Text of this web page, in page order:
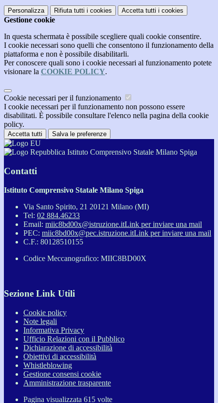
Personalizza Rifiuta tutti i cookies Accetta tutti i cookies
Gestione cookie
In questa schermata è possibile scegliere quali cookie consentire.
I cookie necessari sono quelli che consentono il funzionamento della
piattaforma e non è possibile disabilitarli.
Per conoscere quali sono i cookie necessari al funzionamento potete
visionare la COOKIE POLICY.
Cookie necessari per il funzionamento
I cookie necessari per il funzionamento non possono essere
disabilitati. È possibile consultare l'elenco nella pagina della cookie
policy.
Accetta tutti Salva le preferenze
Istituto Comprensivo Statale Milano Spiga
Contatti
Istituto Comprensivo Statale Milano Spiga
Via Santo Spirito, 21 20121 Milano (MI)
Tel: 02 884.46233
Email: miic8bd00x@istruzione.itLink per inviare una mail
PEC: miic8bd00x@pec.istruzione.itLink per inviare una mail
C.F.: 80128510155
Codice Meccanografico: MIIC8BD00X
Sezione Link Utili
Cookie policy
Note legali
Informativa Privacy
Ufficio Relazioni con il Pubblico
Dichiarazione di accessibilità
Obiettivi di accessibilità
Whistleblowing
Gestione consensi cookie
Amministrazione trasparente
Pagina visualizzata 615 volte